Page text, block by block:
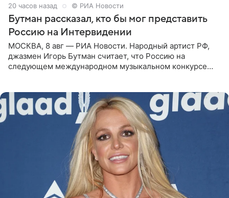
20 часов назад © РИА Новости
Бутман рассказал, кто бы мог представить
Россию на Интервидении
МОСКВА, 8 авг — РИА Новости. Народный артист РФ,
джазмен Игорь Бутман считает, что Россию на
следующем международном музыкальном конкурсе